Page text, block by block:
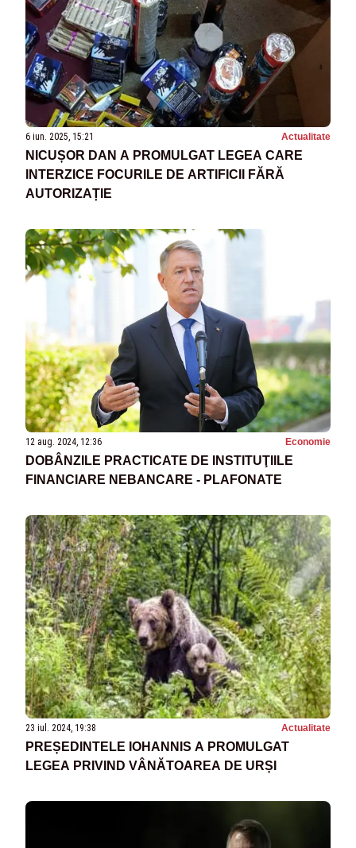
6 iun. 2025, 15:21 Actualitate
NICUȘOR DAN A PROMULGAT LEGEA CARE
INTERZICE FOCURILE DE ARTIFICII FĂRĂ
AUTORIZAȚIE
12 aug. 2024, 12:36 Economie
DOBÂNZILE PRACTICATE DE INSTITUŢIILE
FINANCIARE NEBANCARE - PLAFONATE
23 iul. 2024, 19:38 Actualitate
PREȘEDINTELE IOHANNIS A PROMULGAT
LEGEA PRIVIND VÂNĂTOAREA DE URȘI